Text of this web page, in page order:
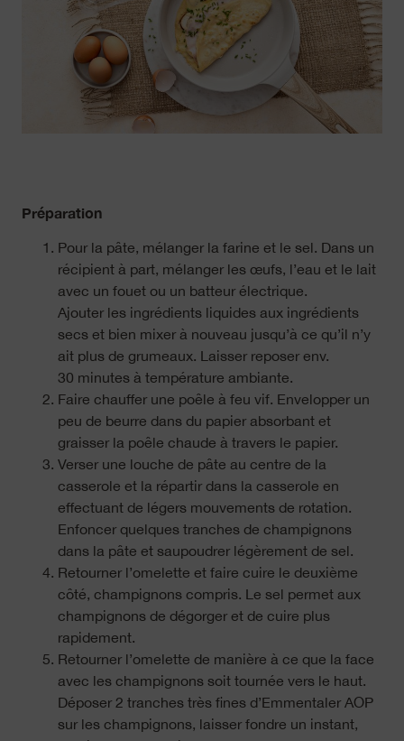
Préparation
Pour la pâte, mélanger la farine et le sel. Dans un
récipient à part, mélanger les œufs, l’eau et le lait
avec un fouet ou un batteur électrique.
Ajouter les ingrédients liquides aux ingrédients
secs et bien mixer à nouveau jusqu’à ce qu’il n’y
ait plus de grumeaux. Laisser reposer env.
30 minutes à température ambiante.
Faire chauffer une poêle à feu vif. Envelopper un
peu de beurre dans du papier absorbant et
graisser la poêle chaude à travers le papier.
Verser une louche de pâte au centre de la
casserole et la répartir dans la casserole en
effectuant de légers mouvements de rotation.
Enfoncer quelques tranches de champignons
dans la pâte et saupoudrer légèrement de sel.
Retourner l’omelette et faire cuire le deuxième
côté, champignons compris. Le sel permet aux
champignons de dégorger et de cuire plus
rapidement.
Retourner l’omelette de manière à ce que la face
avec les champignons soit tournée vers le haut.
Déposer 2 tranches très fines d’Emmentaler AOP
sur les champignons, laisser fondre un instant,